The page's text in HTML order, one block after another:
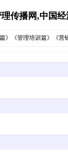
传播网,中国
》《管理培训篇》《营